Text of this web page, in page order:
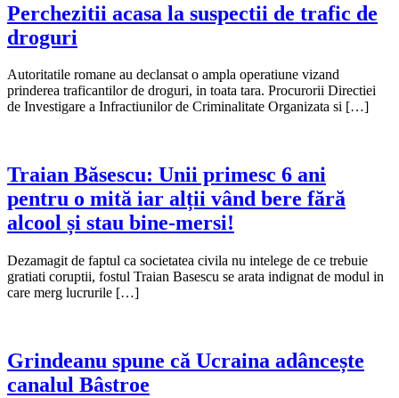
Perchezitii acasa la suspectii de trafic de
droguri
Autoritatile romane au declansat o ampla operatiune vizand
prinderea traficantilor de droguri, in toata tara. Procurorii Directiei
de Investigare a Infractiunilor de Criminalitate Organizata si […]
Traian Băsescu: Unii primesc 6 ani
pentru o mită iar alții vând bere fără
alcool și stau bine-mersi!
Dezamagit de faptul ca societatea civila nu intelege de ce trebuie
gratiati coruptii, fostul Traian Basescu se arata indignat de modul in
care merg lucrurile […]
Grindeanu spune că Ucraina adâncește
canalul Bâstroe